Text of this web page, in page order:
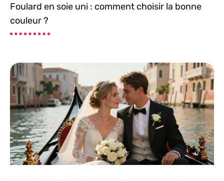
Foulard en soie uni : comment choisir la bonne
couleur ?